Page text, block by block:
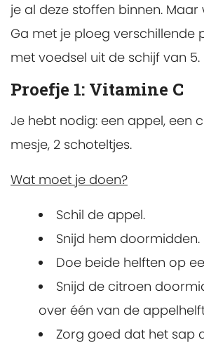
je al deze stoffen binnen. Maar
Ga met je ploeg verschillende
met voedsel uit de schijf van 5.
Proefje 1: Vitamine C
Je hebt nodig: een appel, een
mesje, 2 schoteltjes.
Wat moet je doen?
Schil de appel.
Snijd hem doormidden.
Doe beide helften op
Snijd de citroen
over één van de
Zorg goed dat het sap